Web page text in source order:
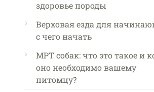
здоровье породы
Верховая езда для
с чего начать
МРТ собак: что это такое и
оно необходимо вашему
питомцу?